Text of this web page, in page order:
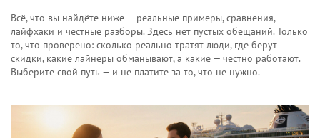
Всё, что вы найдёте ниже — реальные примеры, сравнения,
лайфхаки и честные разборы. Здесь нет пустых обещаний. Только
то, что проверено: сколько реально тратят люди, где берут
скидки, какие лайнеры обманывают, а какие — честно работают.
Выберите свой путь — и не платите за то, что не нужно.